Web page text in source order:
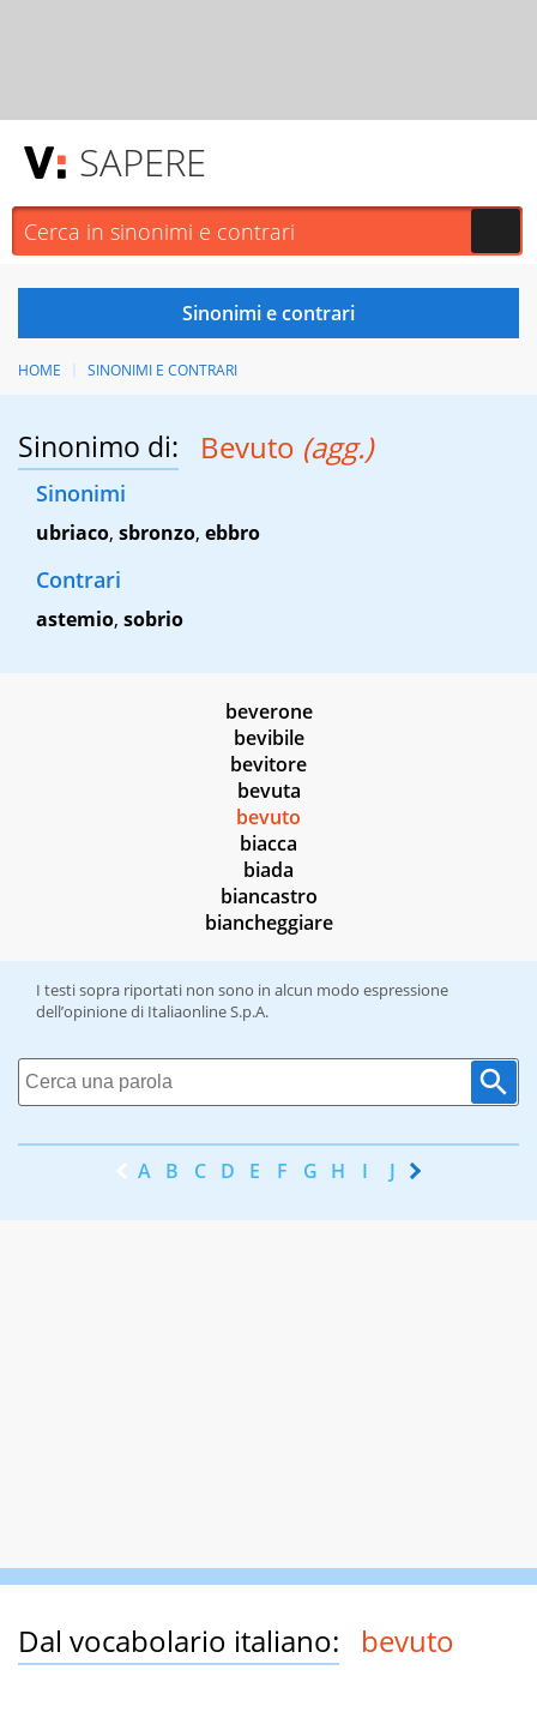
SAPERE
HOME SINONIMI E CONTRARI
Sinonimo di: Bevuto (agg.)
Sinonimi
ubriaco, sbronzo, ebbro
Contrari
astemio, sobrio
beverone
bevibile
bevitore
bevuta
bevuto
biacca
biada
biancastro
biancheggiare
I testi sopra riportati non sono in alcun modo espressione
dell’opinione di Italiaonline S.p.A.
A B C D E F G H I J K
Dal vocabolario italiano: bevuto